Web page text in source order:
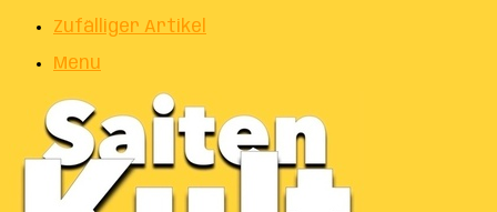
Zufälliger Artikel
Menu